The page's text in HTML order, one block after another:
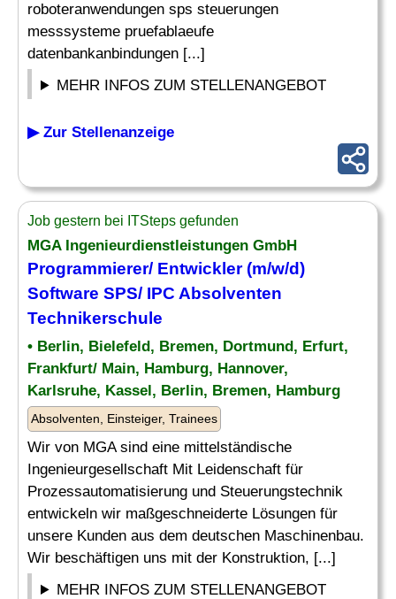
roboteranwendungen sps steuerungen
messsysteme pruefablaeufe
datenbankanbindungen [...]
MEHR INFOS ZUM STELLENANGEBOT
▶ Zur Stellenanzeige
Job gestern bei ITSteps gefunden
MGA Ingenieurdienstleistungen GmbH
Programmierer/ Entwickler (m/w/d)
Software SPS/ IPC Absolventen
Technikerschule
• Berlin, Bielefeld, Bremen, Dortmund, Erfurt,
Frankfurt/ Main, Hamburg, Hannover,
Karlsruhe, Kassel, Berlin, Bremen, Hamburg
Absolventen, Einsteiger, Trainees
Wir von MGA sind eine mittelständische
Ingenieurgesellschaft Mit Leidenschaft für
Prozessautomatisierung und Steuerungstechnik
entwickeln wir maßgeschneiderte Lösungen für
unsere Kunden aus dem deutschen Maschinenbau.
Wir beschäftigen uns mit der Konstruktion, [...]
MEHR INFOS ZUM STELLENANGEBOT